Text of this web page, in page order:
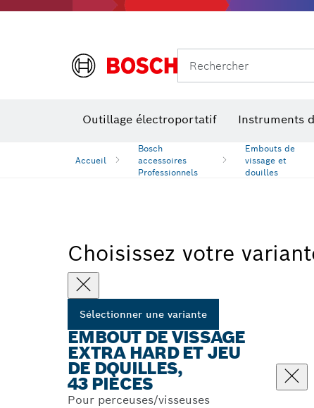
Rechercher
Outillage électroportatif Instruments
Accueil
Bosch
accessoires
Professionnels
Embouts de
vissage et
douilles
Choisissez votre
Sélectionner une variante
EMBOUT DE VISSAGE
EXTRA HARD ET JEU
DE DOUILLES,
43 PIÈCES
Pour perceuses/visseuses